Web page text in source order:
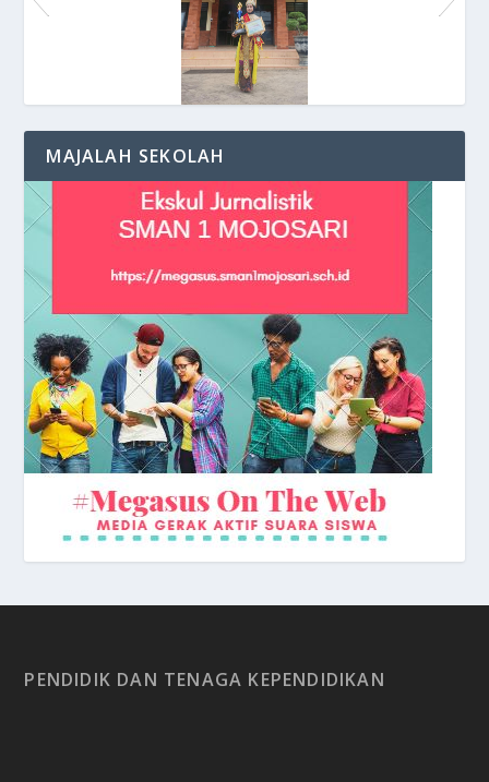
Praktikum di Lab. Kimia
Kehangatan suasana di Halaman Gedung
Depan Sekolah
Keceriaan Siswa di depan Kelas
MAJALAH SEKOLAH
PENDIDIK DAN TENAGA KEPENDIDIKAN